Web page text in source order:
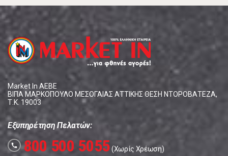
Market In ΑΕΒΕ
ΒΙΠΑ ΜΑΡΚΟΠΟΥΛΟ ΜΕΣΟΓΑΙΑΣ ΑΤΤΙΚΗΣ ΘΕΣΗ ΝΤΟΡΟΒΑΤΕΖΑ,
Τ.Κ. 19003
Εξυπηρέτηση Πελατών:
call 800 500 5055(Χωρίς Χρέωση)